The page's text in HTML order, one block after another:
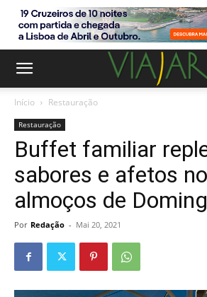
Início Restauração
Restauração
Buffet familiar
sabores e afetos
almoços de
Por Redação - Mai 20, 2021